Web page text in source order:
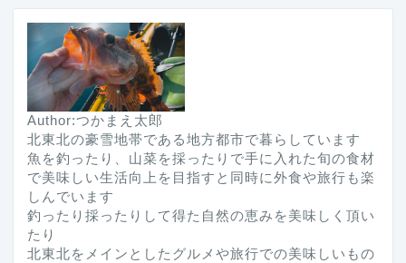
Author:つかまえ太郎
北東北の豪雪地帯である地方都市で暮らしています
魚を釣ったり、山菜を採ったりで手に入れた旬の食材
で美味しい生活向上を目指すと同時に外食や旅行も楽
しんでいます
釣ったり採ったりして得た自然の恵みを美味しく頂い
たり
北東北をメインとしたグルメや旅行での美味しいもの